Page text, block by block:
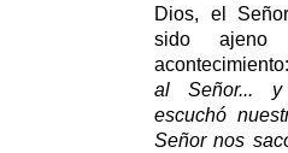
Dios, el
sido ajeno
acontecimiento:
al Señor...
escuchó
Señor nos